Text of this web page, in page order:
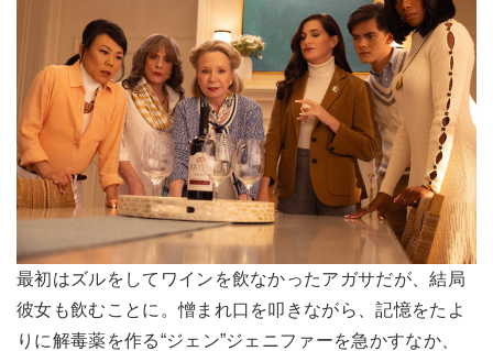
最初はズルをしてワインを飲なかったアガサだが、結局
彼女も飲むことに。憎まれ口を叩きながら、記憶をたよ
りに解毒薬を作る“ジェン”ジェニファーを急かすなか、